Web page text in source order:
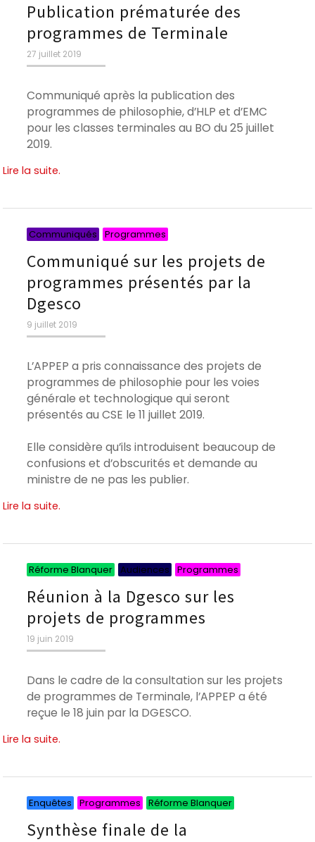
Publication prématurée des
programmes de Terminale
Publié
le
27 juillet 2019
Communiqué après la publication des
programmes de philosophie, d’HLP et d’EMC
pour les classes terminales au BO du 25 juillet
2019.
Lire la suite.
Communiqués Programmes
Communiqué sur les projets de
programmes présentés par la
Dgesco
Publié
le
9 juillet 2019
L’APPEP a pris connaissance des projets de
programmes de philosophie pour les voies
générale et technologique qui seront
présentés au CSE le 11 juillet 2019.
Elle considère qu’ils introduisent beaucoup de
confusions et d’obscurités et demande au
ministre de ne pas les publier.
Lire la suite.
Réforme Blanquer Audiences Programmes
Réunion à la Dgesco sur les
projets de programmes
Publié
le
19 juin 2019
Dans le cadre de la consultation sur les projets
de programmes de Terminale, l’APPEP a été
reçue le 18 juin par la DGESCO.
Lire la suite.
Enquêtes Programmes Réforme Blanquer
Synthèse finale de la